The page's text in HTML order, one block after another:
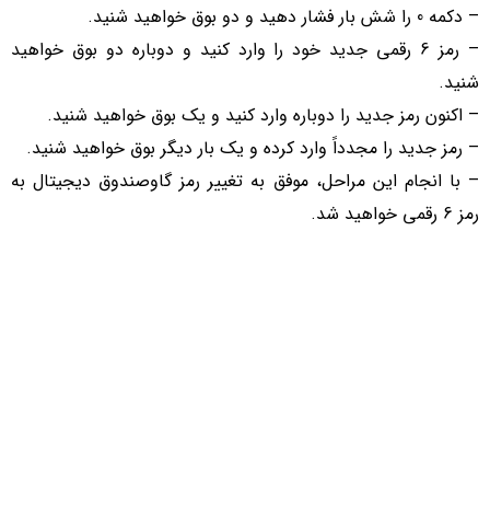
– دکمه 0 را شش بار فشار دهید و دو بوق خواهید شنید.
– رمز 6 رقمی جدید خود را وارد کنید و دوباره دو بوق خواهید
شنید.
– اکنون رمز جدید را دوباره وارد کنید و یک بوق خواهید شنید.
– رمز جدید را مجدداً وارد کرده و یک بار دیگر بوق خواهید شنید.
– با انجام این مراحل، موفق به تغییر رمز گاوصندوق دیجیتال به
رمز 6 رقمی خواهید شد.